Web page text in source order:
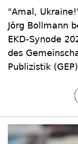
"Amal,
Jörg Bollmann
EKD-Synode
des
Publizistik